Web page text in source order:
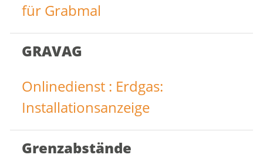
für Grabmal
GRAVAG
Onlinedienst : Erdgas:
Installationsanzeige
Grenzabstände